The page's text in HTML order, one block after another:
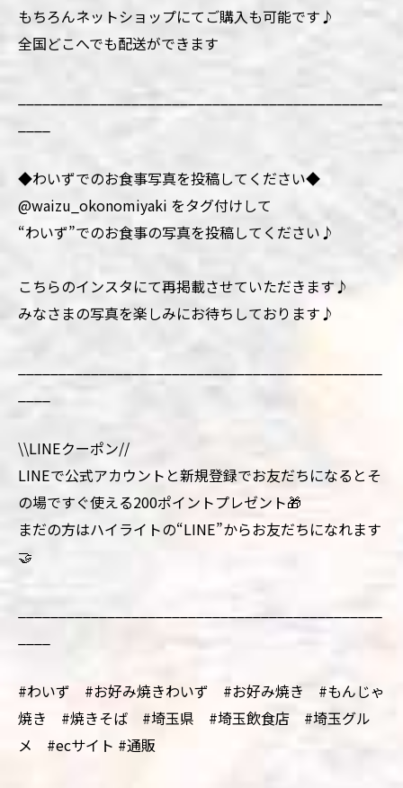
もちろんネットショップにてご購入も可能です♪
全国どこへでも配送ができます
◆わいずでのお食事写真を投稿してください◆
@waizu_okonomiyaki をタグ付けして
“わいず”でのお食事の写真を投稿してください♪
こちらのインスタにて再掲載させていただきます♪
みなさまの写真を楽しみにお待ちしております♪
\\LINEクーポン//
LINEで公式アカウントと新規登録でお友だちになるとそ
の場ですぐ使える200ポイントプレゼント🎁
まだの方はハイライトの“LINE”からお友だちになれます
🤝
#わいず #お好み焼きわいず #お好み焼き #もんじゃ
焼き #焼きそば #埼玉県 #埼玉飲食店 #埼玉グル
メ #ecサイト #通販